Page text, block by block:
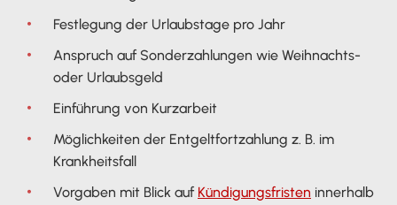
Festlegung der Urlaubstage pro Jahr
Anspruch auf Sonderzahlungen wie Weihnachts-
oder Urlaubsgeld
Einführung von Kurzarbeit
Möglichkeiten der Entgeltfortzahlung z. B. im
Krankheitsfall
Vorgaben mit Blick auf Kündigungsfristen innerhalb